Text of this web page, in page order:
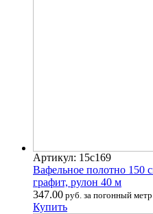
Артикул: 15с169
Вафельное полотно 150
графит, рулон 40 м
347.00 руб. за погонный метр
Купить